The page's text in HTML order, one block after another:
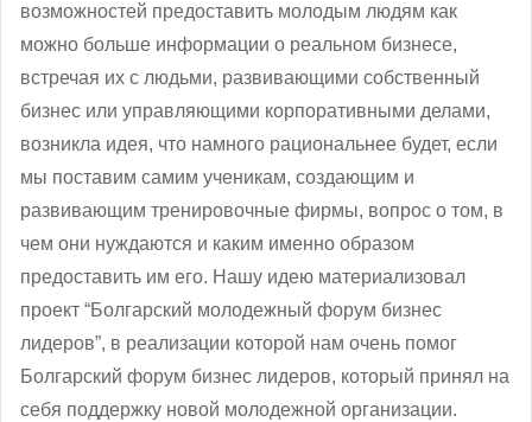
возможностей предоставить молодым людям как
можно больше информации о реальном бизнесе,
встречая их с людьми, развивающими собственный
бизнес или управляющими корпоративными делами,
возникла идея, что намного рациональнее будет, если
мы поставим самим ученикам, создающим и
развивающим тренировочные фирмы, вопрос о том, в
чем они нуждаются и каким именно образом
предоставить им его. Нашу идею материализовал
проект “Болгарский молодежный форум бизнес
лидеров”, в реализации которой нам очень помог
Болгарский форум бизнес лидеров, который принял на
себя поддержку новой молодежной организации.